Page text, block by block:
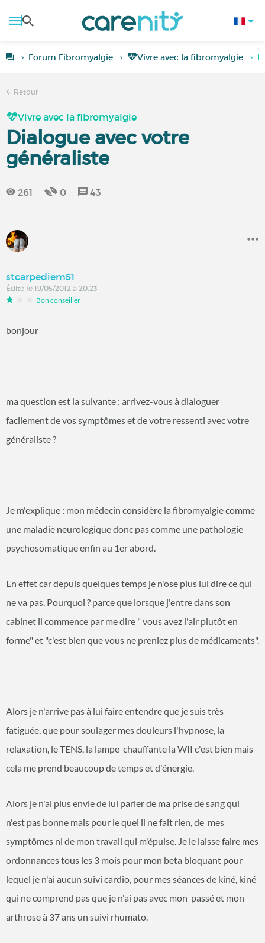
Forum Fibromyalgie Vivre avec la fibromyalgie
Retour
Vivre avec la fibromyalgie
Dialogue avec votre
généraliste
261 0 43
stcarpediem51
Édité le 19/05/2012 à 20:23
Bon conseiller
bonjour
ma question est la suivante : arrivez-vous à dialoguer
facilement de vos symptômes et de votre ressenti avec votre
généraliste ?
Je m'explique : mon médecin considère la fibromyalgie comme
une maladie neurologique donc pas comme une pathologie
psychosomatique enfin au 1er abord.
En effet car depuis quelques temps je n'ose plus lui dire ce qui
ne va pas. Pourquoi ? parce que lorsque j'entre dans son
cabinet il commence par me dire " vous avez l'air plutôt en
forme" et "c'est bien que vous ne preniez plus de médicaments".
Alors je n'arrive pas à lui faire entendre que je suis très
fatiguée, que pour soulager mes douleurs l'hypnose, la
relaxation, le TENS, la lampe chauffante la WII c'est bien mais
cela me prend beaucoup de temps et d'énergie.
Alors je n'ai plus envie de lui parler de ma prise de sang qui
n'est pas bonne mais pour le quel il ne fait rien, de mes
symptômes ni de mon travail qui m'épuise. Je le laisse faire mes
ordonnances tous les 3 mois pour mon beta bloquant pour
lequel je n'ai aucun suivi cardio, pour mes séances de kiné, kiné
qui ne comprend pas que je n'ai pas avec mon passé et mon
arthrose à 37 ans un suivi rhumato.